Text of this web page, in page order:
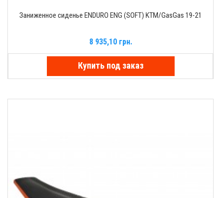
Заниженное сиденье ENDURO ENG (SOFT) KTM/GasGas 19-21
8 935,10 грн.
Купить под заказ